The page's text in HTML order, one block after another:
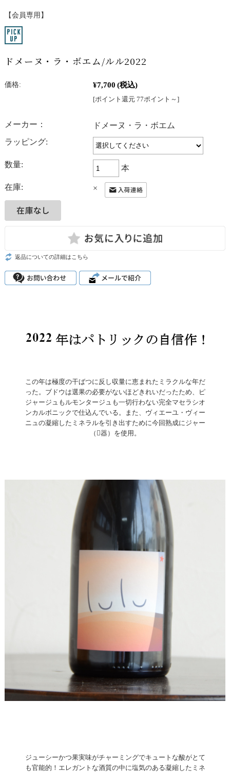
【会員専用】
ドメーヌ・ラ・ボエム/ルル2022
価格: ¥7,700 (税込)
[ポイント還元 77ポイント～]
メーカー：
ドメーヌ・ラ・ボエム
ラッピング:
数量: 本
在庫: ×
返品についての詳細はこちら
この年は極度の干ばつに反し収量に恵まれたミラクルな年だ
った。ブドウは選果の必要がないほどきれいだったため、ピ
ジャージュもルモンタージュも一切行わない完全マセラシオ
ンカルボニックで仕込んでいる。また、ヴィエーユ・ヴィー
ニュの凝縮したミネラルを引き出すために今回熟成にジャー
（器）を使用。
ジューシーかつ果実味がチャーミングでキュートな酸がとて
も官能的！エレガントな酒質の中に塩気のある凝縮したミネ